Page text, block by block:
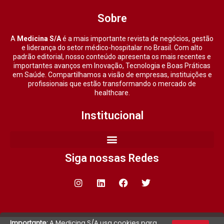
Sobre
A Medicina S/Aé a mais importante revista de negócios, gestão
e liderança do setor médico-hospitalar no Brasil. Com alto
padrão editorial, nosso conteúdo apresenta os mais recentes e
importantes avanços em Inovação, Tecnologia e Boas Práticas
em Saúde. Compartilhamos a visão de empresas, instituições e
profissionais que estão transformando o mercado de
healthcare.
Institucional
Siga nossas Redes